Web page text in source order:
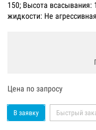
150; Высота всасывания:
жидкости: Не
Цена по запросу
В заявку Быстрый